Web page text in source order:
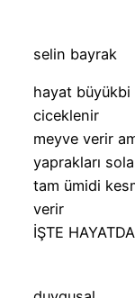
selin bayrak
hayat büyükbi
ciceklenir
meyve verir
yaprakları
tam ümidi
verir
İŞTE